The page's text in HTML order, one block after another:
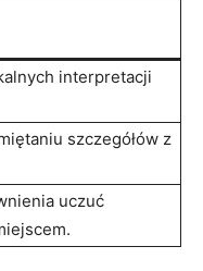
interpretacji⁣
szczegółów ⁣z
uczuć